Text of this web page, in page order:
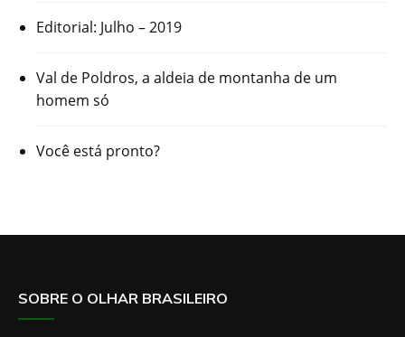
Editorial: Julho – 2019
Val de Poldros, a aldeia de montanha de um
homem só
Você está pronto?
SOBRE O OLHAR BRASILEIRO